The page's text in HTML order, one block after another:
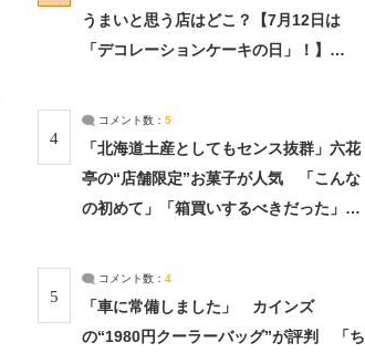
うまいと思う店はどこ？【7月12日は
「デコレーションケーキの日」！】
4
コメント数： 5
「北海道土産としてもセンス抜群」六花
亭の“店舗限定”お菓子が人気 「こんな
の初めて」「箱買いするべきだった」
5
コメント数： 4
「車に常備しました」 カインズ
の“1980円クーラーバッグ”が評判 「ち